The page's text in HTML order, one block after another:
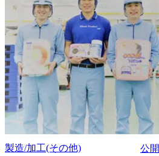
製造/加工(その他) 公開